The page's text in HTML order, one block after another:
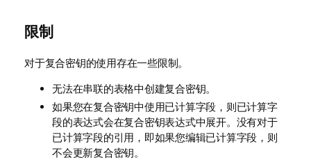
限制
对于复合密钥的使用存在一些限制。
无法在串联的表格中创建复合密钥。
如果您在复合密钥中使用已计算字段，则已计算字
段的表达式会在复合密钥表达式中展开。没有对于
已计算字段的引用，即如果您编辑已计算字段，则
不会更新复合密钥。